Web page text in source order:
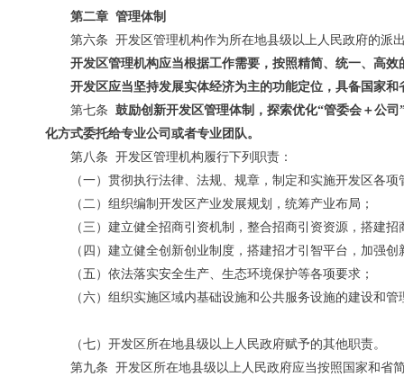
第二章 管理体制
第六条 开发区管理机构作为所在地县级以上人民政府的派
开发区管理机构应当根据工作需要，按照精简、统一、高
开发区应当坚持发展实体经济为主的功能定位，具备国家
第七条 鼓励创新开发区管理体制，探索优化“管委会＋公
化方式委托给专业公司或者专业团队。
第八条 开发区管理机构履行下列职责：
（一）贯彻执行法律、法规、规章，制定和实施开发区各项
（二）组织编制开发区产业发展规划，统筹产业布局；
（三）建立健全招商引资机制，整合招商引资资源，搭建招
（四）建立健全创新创业制度，搭建招才引智平台，加强
（五）依法落实安全生产、生态环境保护等各项要求；
（六）组织实施区域内基础设施和公共服务设施的建设和管
（七）开发区所在地县级以上人民政府赋予的其他职责。
第九条 开发区所在地县级以上人民政府应当按照国家和省